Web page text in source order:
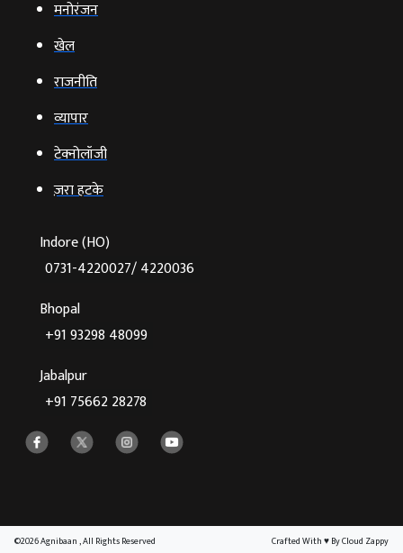
मनोरंजन
खेल
राजनीति
व्‍यापार
टेक्‍नोलॉजी
ज़रा हटके
Indore (HO)
0731-4220027/ 4220036
Bhopal
+91 93298 48099
Jabalpur
+91 75662 28278
©2026 Agnibaan , All Rights Reserved Crafted With♥By Cloud Zappy